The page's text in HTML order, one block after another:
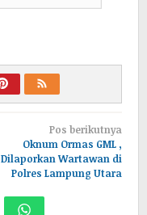
Pos berikutnya
Oknum Ormas GML ,
Dilaporkan Wartawan di
Polres Lampung Utara